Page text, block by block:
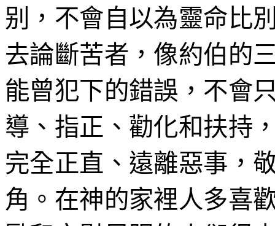
别 ，不會自以為靈命比
去論斷苦者，像約伯的
能曾犯下的錯誤，不會
導、指正、勸化和扶持
完全正直、遠離惡事，
角。在神的家裡人多喜